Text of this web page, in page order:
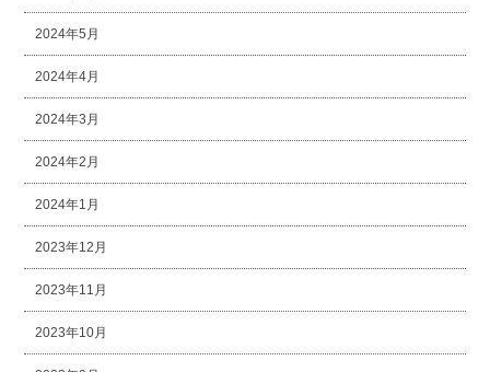
2024年5月
2024年4月
2024年3月
2024年2月
2024年1月
2023年12月
2023年11月
2023年10月